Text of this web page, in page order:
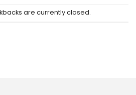
are currently closed.